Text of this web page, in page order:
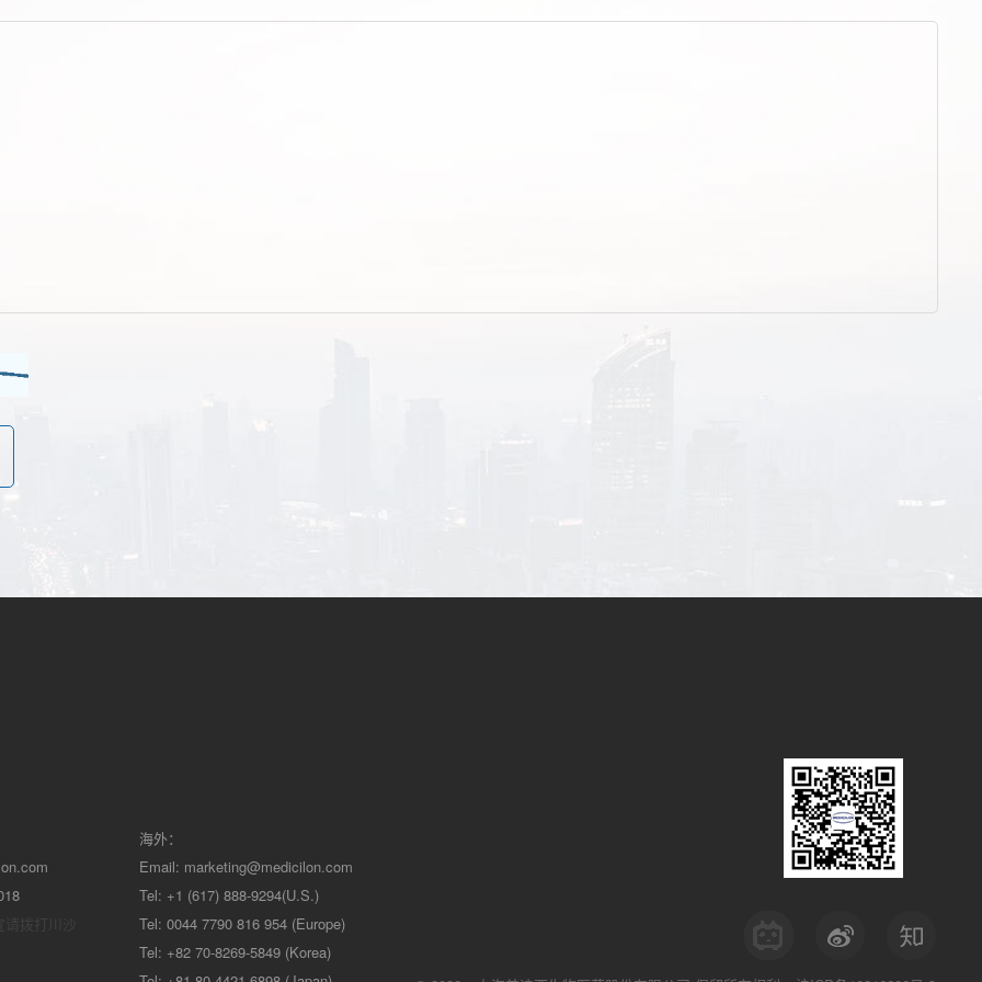
海外：
Email: marketing@medicilon.com
Tel: +1 (617) 888-9294(U.S.)
Tel: 0044 7790 816 954 (Europe)
Tel: +82 70-8269-5849 (Korea)